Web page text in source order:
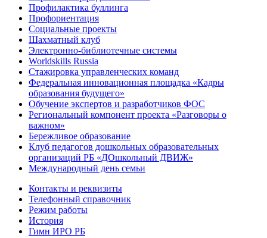
Профилактика буллинга
Профориентация
Социальные проекты
Шахматный клуб
Электронно-библиотечные системы
Worldskills Russia
Стажировка управленческих команд
Федеральная инновационная площадка «Кадры
образования будущего»
Обучение экспертов и разработчиков ФОС
Региональный компонент проекта «Разговоры о
важном»
Бережливое образование
Клуб педагогов дошкольных образовательных
организаций РБ «ДОшкольный ДВИЖ»
Международный день семьи
Контакты и реквизиты
Телефонный справочник
Режим работы
История
Гимн ИРО РБ